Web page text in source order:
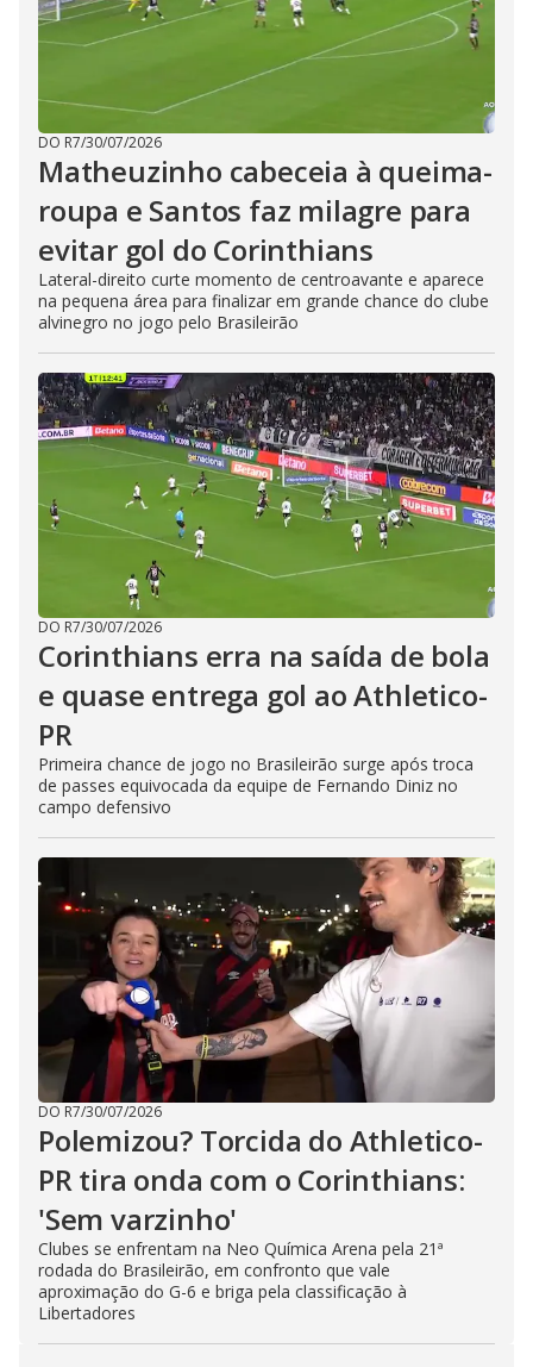
DO R7/30/07/2026
Matheuzinho cabeceia à queima-
roupa e Santos faz milagre para
evitar gol do Corinthians
Lateral-direito curte momento de centroavante e aparece
na pequena área para finalizar em grande chance do clube
alvinegro no jogo pelo Brasileirão
DO R7/30/07/2026
Corinthians erra na saída de bola
e quase entrega gol ao Athletico-
PR
Primeira chance de jogo no Brasileirão surge após troca
de passes equivocada da equipe de Fernando Diniz no
campo defensivo
DO R7/30/07/2026
Polemizou? Torcida do Athletico-
PR tira onda com o Corinthians:
'Sem varzinho'
Clubes se enfrentam na Neo Química Arena pela 21ª
rodada do Brasileirão, em confronto que vale
aproximação do G-6 e briga pela classificação à
Libertadores